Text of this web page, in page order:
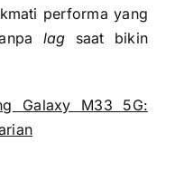
performa yang
lag saat bikin
Galaxy M33 5G: